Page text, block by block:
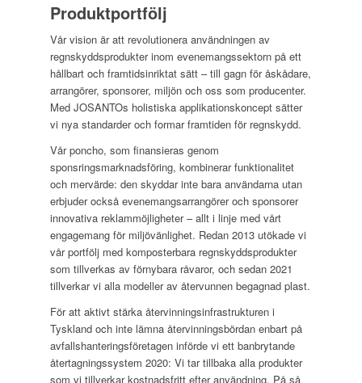
Produktportfölj
Vår vision är att revolutionera användningen av
regnskyddsprodukter inom evenemangssektorn på ett
hållbart och framtidsinriktat sätt – till gagn för åskådare,
arrangörer, sponsorer, miljön och oss som producenter.
Med JOSANTOs holistiska applikationskoncept sätter
vi nya standarder och formar framtiden för regnskydd.
Vår poncho, som finansieras genom
sponsringsmarknadsföring, kombinerar funktionalitet
och mervärde: den skyddar inte bara användarna utan
erbjuder också evenemangsarrangörer och sponsorer
innovativa reklammöjligheter – allt i linje med vårt
engagemang för miljövänlighet. Redan 2013 utökade vi
vår portfölj med komposterbara regnskyddsprodukter
som tillverkas av förnybara råvaror, och sedan 2021
tillverkar vi alla modeller av återvunnen begagnad plast.
För att aktivt stärka återvinningsinfrastrukturen i
Tyskland och inte lämna återvinningsbördan enbart på
avfallshanteringsföretagen införde vi ett banbrytande
återtagningssystem 2020: Vi tar tillbaka alla produkter
som vi tillverkar kostnadsfritt efter användning. På så